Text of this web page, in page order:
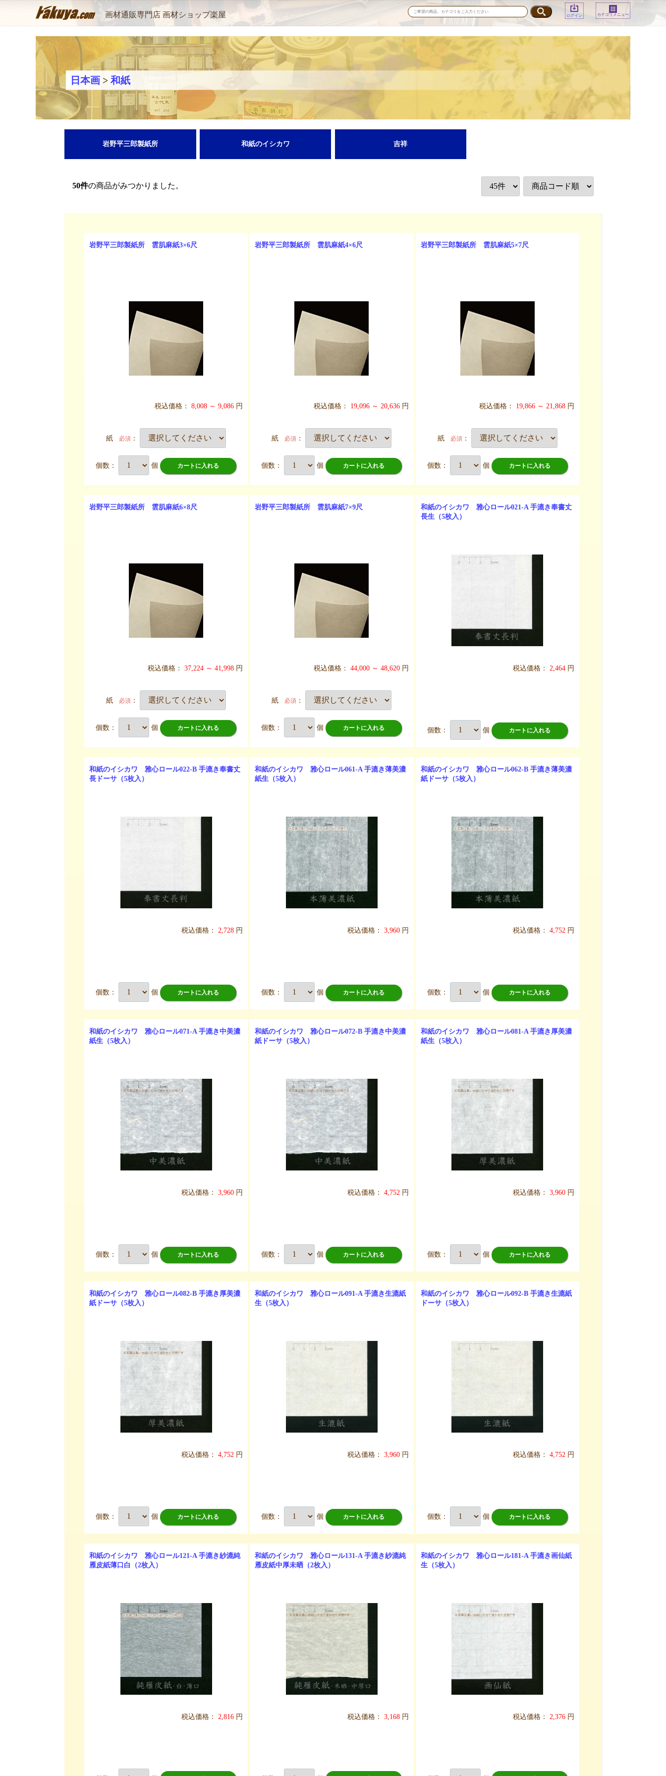
画材通販専門店 画材ショップ楽屋 ログイン カテゴリメニュー
日本画 > 和紙
岩野平三郎製紙所 和紙のイシカワ 吉祥
50件の商品がみつかりました。
岩野平三郎製紙所 雲肌麻紙3×6尺
税込価格： 8,008 ～ 9,086 円
紙 必須 ：
個数： 個 カートに入れる
岩野平三郎製紙所 雲肌麻紙4×6尺
税込価格： 19,096 ～ 20,636 円
紙 必須 ：
個数： 個 カートに入れる
岩野平三郎製紙所 雲肌麻紙5×7尺
税込価格： 19,866 ～ 21,868 円
紙 必須：
個数： 個 カートに入れる
岩野平三郎製紙所 雲肌麻紙6×8尺
税込価格： 37,224 ～ 41,998 円
紙 必須 ：
個数： 個 カートに入れる
岩野平三郎製紙所 雲肌麻紙7×9尺
税込価格： 44,000 ～ 48,620 円
紙 必須 ：
個数： 個 カートに入れる
和紙のイシカワ 雅心ロール021-A 手漉き奉書丈
長生（5枚入）
税込価格： 2,464 円
個数： 個 カートに入れる
和紙のイシカワ 雅心ロール022-B 手漉き奉書丈
長ドーサ（5枚入）
税込価格： 2,728 円
個数： 個 カートに入れる
和紙のイシカワ 雅心ロール061-A 手漉き薄美濃
紙生（5枚入）
税込価格： 3,960 円
個数： 個 カートに入れる
和紙のイシカワ 雅心ロール062-B 手漉き薄美濃
紙ドーサ（5枚入）
税込価格： 4,752 円
個数： 個 カートに入れる
和紙のイシカワ 雅心ロール071-A 手漉き中美濃
紙生（5枚入）
税込価格： 3,960 円
個数： 個 カートに入れる
和紙のイシカワ 雅心ロール072-B 手漉き中美濃
紙ドーサ（5枚入）
税込価格： 4,752 円
個数： 個 カートに入れる
和紙のイシカワ 雅心ロール081-A 手漉き厚美濃
紙生（5枚入）
税込価格： 3,960 円
個数： 個 カートに入れる
和紙のイシカワ 雅心ロール082-B 手漉き厚美濃
紙ドーサ（5枚入）
税込価格： 4,752 円
個数： 個 カートに入れる
和紙のイシカワ 雅心ロール091-A 手漉き生漉紙
生（5枚入）
税込価格： 3,960 円
個数： 個 カートに入れる
和紙のイシカワ 雅心ロール092-B 手漉き生漉紙
ドーサ（5枚入）
税込価格： 4,752 円
個数： 個 カートに入れる
和紙のイシカワ 雅心ロール121-A 手漉き紗漉純
雁皮紙薄口白（2枚入）
税込価格： 2,816 円
和紙のイシカワ 雅心ロール131-A 手漉き紗漉純
雁皮紙中厚未晒（2枚入）
税込価格： 3,168 円
和紙のイシカワ 雅心ロール181-A 手漉き画仙紙
生（5枚入）
税込価格： 2,376 円